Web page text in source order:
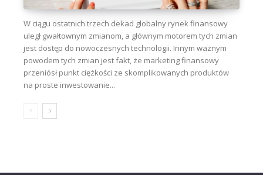
W ciągu ostatnich trzech dekad globalny rynek finansowy
uległ gwałtownym zmianom, a głównym motorem tych zmian
jest dostęp do nowoczesnych technologii. Innym ważnym
powodem tych zmian jest fakt, że marketing finansowy
przeniósł punkt ciężkości ze skomplikowanych produktów
na proste inwestowanie...